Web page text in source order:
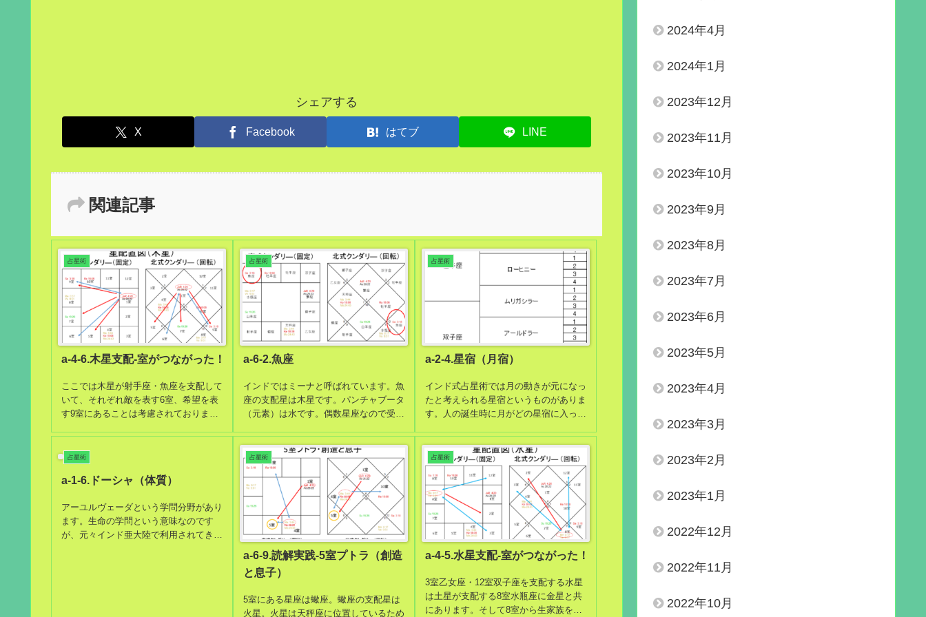
シェアする
X Facebook はてブ LINE
関連記事
占星術
a-4-6.木星支配-室がつながった！
ここでは木星が射手座・魚座を支配して
いて、それぞれ敵を表す6室、希望を表
す9室にあることは考慮されておりませ
です。支配星座が位置する室をその星が
占星術
a-6-2.魚座
インドではミーナと呼ばれています。魚
座の支配星は木星です。パンチャブータ
（元素）は水です。偶数星座なので受動
す。この星座がムーラトリコーナとなる
星はありません。
占星術
a-2-4.星宿（月宿）
インド式占星術では月の動きが元になっ
たと考えられる星宿というものがありま
す。人の誕生時に月がどの星宿に入って
男女の相性もわかるためとても便利で
す。
占星術
a-1-6.ドーシャ（体質）
アーユルヴェーダという学問分野があり
ます。生命の学問という意味なのです
が、元々インド亜大陸で利用されてきた
占星術
a-6-9.読解実践-5室プトラ（創造
と息子）
5室にある星座は蠍座。蠍座の支配星は
火星。火星は天秤座に位置しているため
占星術
a-4-5.水星支配-室がつながった！
3室乙女座・12室双子座を支配する水星
は土星が支配する8室水瓶座に金星と共
にあります。そして8室から生家族を表
2024年4月
2024年1月
2023年12月
2023年11月
2023年10月
2023年9月
2023年8月
2023年7月
2023年6月
2023年5月
2023年4月
2023年3月
2023年2月
2023年1月
2022年12月
2022年11月
2022年10月